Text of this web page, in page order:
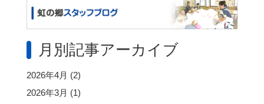
月別記事アーカイブ
2026年4月 (2)
2026年3月 (1)